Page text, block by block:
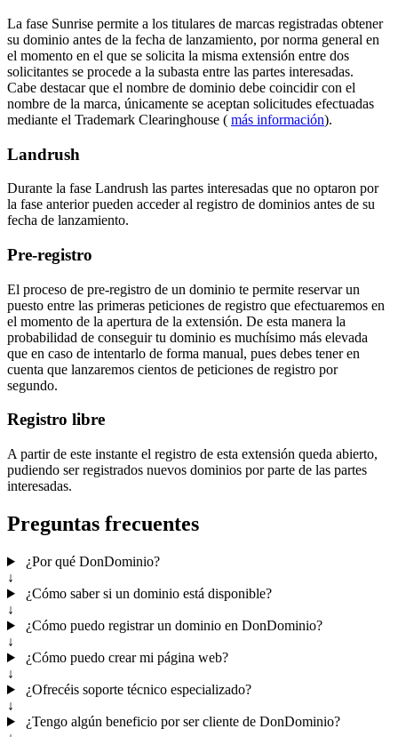
La fase Sunrise permite a los titulares de marcas registradas obtener
su dominio antes de la fecha de lanzamiento, por norma general en
el momento en el que se solicita la misma extensión entre dos
solicitantes se procede a la subasta entre las partes interesadas.
Cabe destacar que el nombre de dominio debe coincidir con el
nombre de la marca, únicamente se aceptan solicitudes efectuadas
mediante el Trademark Clearinghouse ( más información).
Landrush
Durante la fase Landrush las partes interesadas que no optaron por
la fase anterior pueden acceder al registro de dominios antes de su
fecha de lanzamiento.
Pre-registro
El proceso de pre-registro de un dominio te permite reservar un
puesto entre las primeras peticiones de registro que efectuaremos en
el momento de la apertura de la extensión. De esta manera la
probabilidad de conseguir tu dominio es muchísimo más elevada
que en caso de intentarlo de forma manual, pues debes tener en
cuenta que lanzaremos cientos de peticiones de registro por
segundo.
Registro libre
A partir de este instante el registro de esta extensión queda abierto,
pudiendo ser registrados nuevos dominios por parte de las partes
interesadas.
Preguntas frecuentes
¿Por qué DonDominio?
↓
¿Cómo saber si un dominio está disponible?
↓
¿Cómo puedo registrar un dominio en DonDominio?
↓
¿Cómo puedo crear mi página web?
↓
¿Ofrecéis soporte técnico especializado?
↓
¿Tengo algún beneficio por ser cliente de DonDominio?